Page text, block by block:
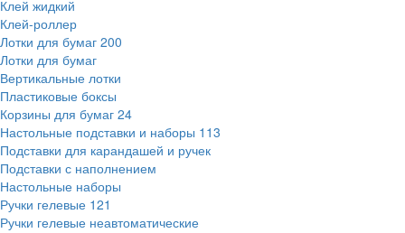
Клей жидкий
Клей-роллер
Лотки для бумаг 200
Лотки для бумаг
Вертикальные лотки
Пластиковые боксы
Корзины для бумаг 24
Настольные подставки и наборы 113
Подставки для карандашей и ручек
Подставки с наполнением
Настольные наборы
Ручки гелевые 121
Ручки гелевые неавтоматические